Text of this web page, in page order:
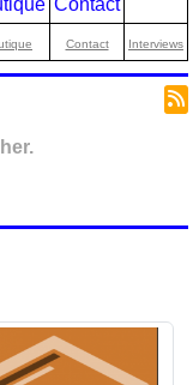
Contact Interviews